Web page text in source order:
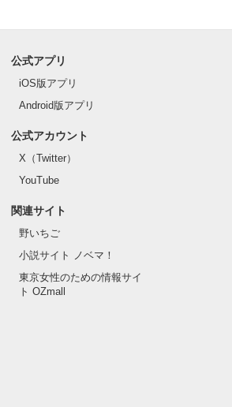
公式アプリ
iOS版アプリ
Android版アプリ
公式アカウント
X（Twitter）
YouTube
関連サイト
野いちご
小説サイト ノベマ！
東京女性のための情報サイ
ト OZmall